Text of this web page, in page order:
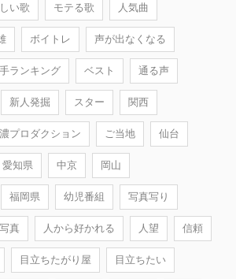
い歌 モテる歌 人気曲
ボイトレ 声が出なくなる
ランキング ベスト 通る声
新人発掘 スター 関西
プロダクション ご当地 仙台
愛知県 中京 岡山
福岡県 幼児番組 写真写り
真 人から好かれる 人望 信頼
目立ちたがり屋 目立ちたい